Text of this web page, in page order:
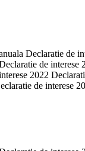
Declaratie de
de interese
2022
de interese